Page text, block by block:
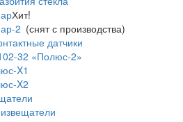
Хит!
2 (снят с производства)
датчики
32 «Полюс-2»
X1
X2